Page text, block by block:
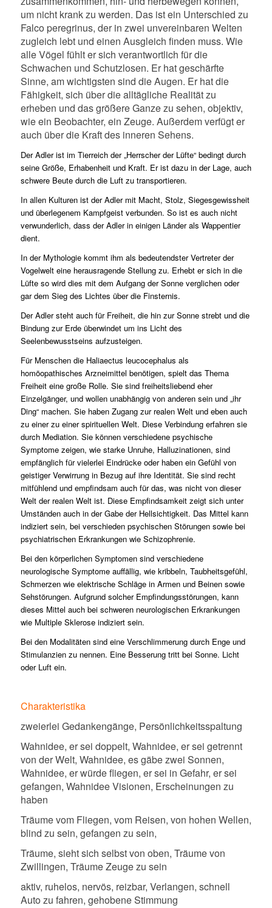
um nicht krank zu werden. Das ist ein Unterschied zu
Falco peregrinus, der in zwei unvereinbaren Welten
zugleich lebt und einen Ausgleich finden muss. Wie
alle Vögel fühlt er sich verantwortlich für die
Schwachen und Schutzlosen. Er hat geschärfte
Sinne, am wichtigsten sind die Augen. Er hat die
Fähigkeit, sich über die alltägliche Realität zu
erheben und das größere Ganze zu sehen, objektiv,
wie ein Beobachter, ein Zeuge. Außerdem verfügt er
auch über die Kraft des inneren Sehens.
Der Adler ist im Tierreich der „Herrscher der Lüfte“ bedingt durch
seine Größe, Erhabenheit und Kraft. Er ist dazu in der Lage, auch
schwere Beute durch die Luft zu transportieren.
In allen Kulturen ist der Adler mit Macht, Stolz, Siegesgewissheit
und überlegenem Kampfgeist verbunden. So ist es auch nicht
verwunderlich, dass der Adler in einigen Länder als Wappentier
dient.
In der Mythologie kommt ihm als bedeutendster Vertreter der
Vogelwelt eine herausragende Stellung zu. Erhebt er sich in die
Lüfte so wird dies mit dem Aufgang der Sonne verglichen oder
gar dem Sieg des Lichtes über die Finsternis.
Der Adler steht auch für Freiheit, die hin zur Sonne strebt und die
Bindung zur Erde überwindet um ins Licht des
Seelenbewusstseins aufzusteigen.
Für Menschen die Haliaectus leucocephalus als
homöopathisches Arzneimittel benötigen, spielt das Thema
Freiheit eine große Rolle. Sie sind freiheitsliebend eher
Einzelgänger, und wollen unabhängig von anderen sein und „ihr
Ding“ machen. Sie haben Zugang zur realen Welt und eben auch
zu einer zu einer spirituellen Welt. Diese Verbindung erfahren sie
durch Mediation. Sie können verschiedene psychische
Symptome zeigen, wie starke Unruhe, Halluzinationen, sind
empfänglich für vielerlei Eindrücke oder haben ein Gefühl von
geistiger Verwirrung in Bezug auf ihre Identität. Sie sind recht
mitfühlend und empfindsam auch für das, was nicht von dieser
Welt der realen Welt ist. Diese Empfindsamkeit zeigt sich unter
Umständen auch in der Gabe der Hellsichtigkeit. Das Mittel kann
indiziert sein, bei verschieden psychischen Störungen sowie bei
psychiatrischen Erkrankungen wie Schizophrenie.
Bei den körperlichen Symptomen sind verschiedene
neurologische Symptome auffällig, wie kribbeln, Taubheitsgefühl,
Schmerzen wie elektrische Schläge in Armen und Beinen sowie
Sehstörungen. Aufgrund solcher Empfindungsstörungen, kann
dieses Mittel auch bei schweren neurologischen Erkrankungen
wie Multiple Sklerose indiziert sein.
Bei den Modalitäten sind eine Verschlimmerung durch Enge und
Stimulanzien zu nennen. Eine Besserung tritt bei Sonne. Licht
oder Luft ein.
Charakteristika
zweierlei Gedankengänge, Persönlichkeitsspaltung
Wahnidee, er sei doppelt, Wahnidee, er sei getrennt
von der Welt, Wahnidee, es gäbe zwei Sonnen,
Wahnidee, er würde fliegen, er sei in Gefahr, er sei
gefangen, Wahnidee Visionen, Erscheinungen zu
haben
Träume vom Fliegen, vom Reisen, von hohen Wellen,
blind zu sein, gefangen zu sein,
Träume, sieht sich selbst von oben, Träume von
Zwillingen, Träume Zeuge zu sein
aktiv, ruhelos, nervös, reizbar, Verlangen, schnell
Auto zu fahren, gehobene Stimmung